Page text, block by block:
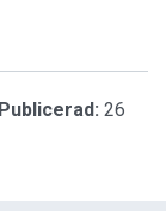
Publicerad: 26